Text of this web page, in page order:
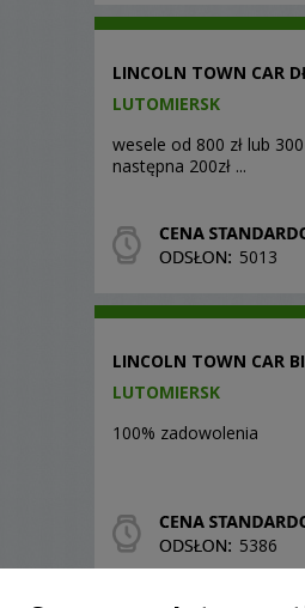
LINCOLN TOWN CAR
LUTOMIERSK
wesele od 800 zł lub
następna 200zł ...
5013
LINCOLN TOWN CAR
LUTOMIERSK
100% zadowolenia
5386